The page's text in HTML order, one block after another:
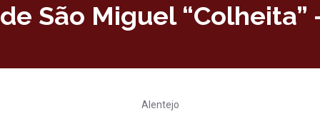
São Miguel “Colheita”
Alentejo